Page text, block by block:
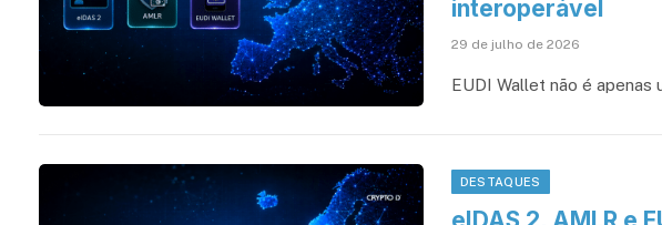
interoperável
29 de julho de 2026
EUDI Wallet não é apenas
DESTAQUES